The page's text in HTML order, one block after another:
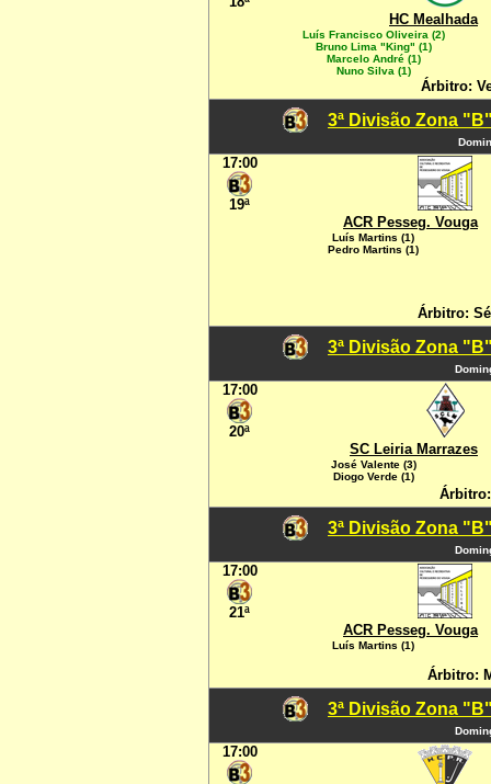
HC Mealhada
Luís Francisco Oliveira (2)
Bruno Lima "King" (1)
Marcelo André (1)
Nuno Silva (1)
Árbitro:
3ª Divisão Zona
17:00
19ª
ACR Pesseg. Vouga
Luís Martins (1)
Pedro Martins (1)
Árbitro:
3ª Divisão Zona
17:00
20ª
SC Leiria Marrazes
José Valente (3)
Diogo Verde (1)
3ª Divisão Zona
17:00
21ª
ACR Pesseg. Vouga
Luís Martins (1)
Árbitro:
3ª Divisão Zona
17:00